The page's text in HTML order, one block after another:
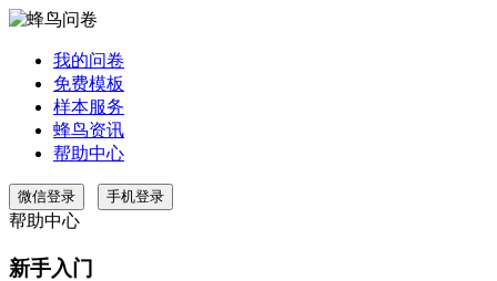
我的问卷
免费模板
样本服务
蜂鸟资讯
帮助中心
微信登录 手机登录
帮助中心
新手入门